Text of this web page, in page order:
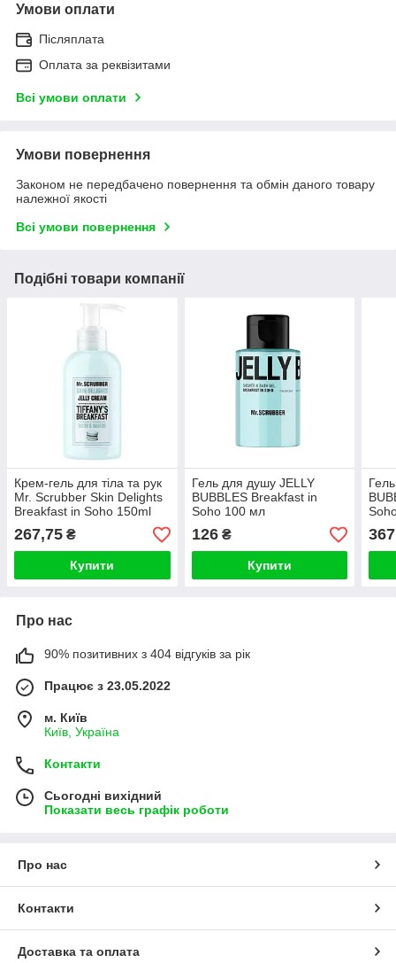
Умови оплати
Післяплата
Оплата за реквізитами
Всі умови оплати
Умови повернення
Законом не передбачено повернення та обмін даного товару
належної якості
Всі умови повернення
Подібні товари компанії
Крем-гель для тіла та рук
Mr. Scrubber Skin Delights
Breakfast in Soho 150ml
267,75 ₴
Купити
Гель для душу JELLY
BUBBLES Breakfast in
Soho 100 мл
126₴
Купити
Про нас
90% позитивних з 404 відгуків за рік
Працює з 23.05.2022
м. Київ
Київ, Україна
Контакти
Сьогодні вихідний
Показати весь графік роботи
Про нас
Контакти
Доставка та оплата